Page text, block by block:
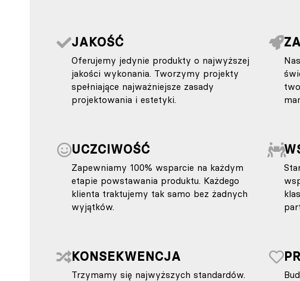
JAKOŚĆ
Oferujemy jedynie produkty o najwyższej
jakości wykonania. Tworzymy projekty
spełniające najważniejsze zasady
projektowania i estetyki.
UCZCIWOŚĆ
Zapewniamy 100% wsparcie na każdym
etapie powstawania produktu. Każdego
klienta traktujemy tak samo bez żadnych
wyjątków.
KONSEKWENCJA
Trzymamy się najwyższych standardów.